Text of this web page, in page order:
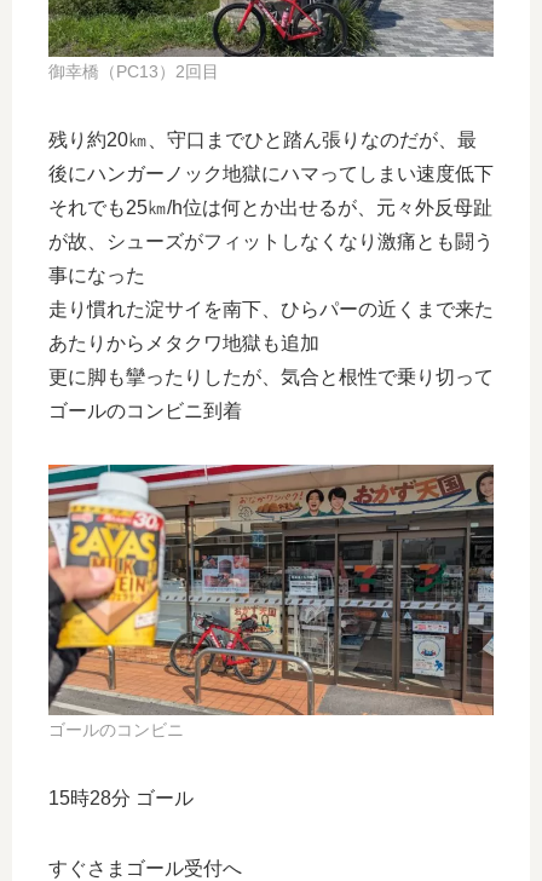
御幸橋（PC13）2回目
残り約20㎞、守口までひと踏ん張りなのだが、最
後にハンガーノック地獄にハマってしまい速度低下
それでも25㎞/h位は何とか出せるが、元々外反母趾
が故、シューズがフィットしなくなり激痛とも闘う
事になった
走り慣れた淀サイを南下、ひらパーの近くまで来た
あたりからメタクワ地獄も追加
更に脚も攣ったりしたが、気合と根性で乗り切って
ゴールのコンビニ到着
ゴールのコンビニ
15時28分 ゴール
すぐさまゴール受付へ